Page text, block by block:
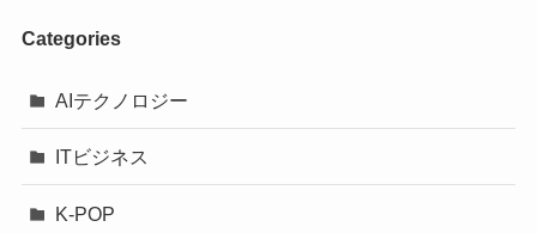
Categories
AIテクノロジー
ITビジネス
K-POP